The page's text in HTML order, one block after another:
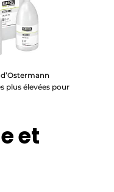
plus élevées pour
et